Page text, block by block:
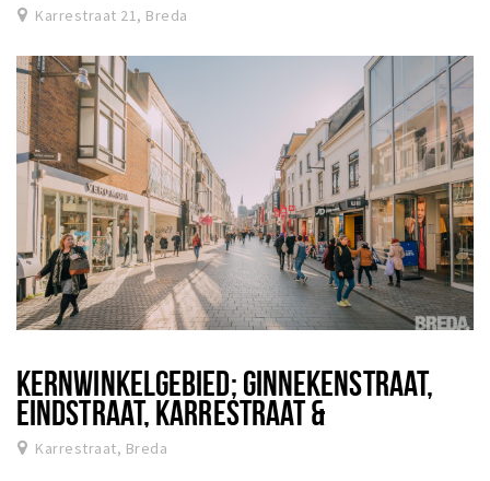
Karrestraat 21, Breda
KERNWINKELGEBIED; GINNEKENSTRAAT,
EINDSTRAAT, KARRESTRAAT &
TORENSTRAAT
Karrestraat, Breda